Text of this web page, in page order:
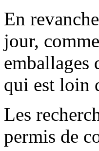
En
jour,
emballages
qui est loin
Les
permis de